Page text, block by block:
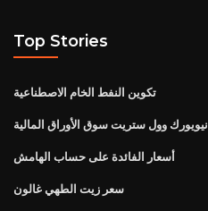
Top Stories
تكوين النفط الخام الاصطناعية
نيويورك وول ستريت سوق الأوراق المالية
أسعار الفائدة على حساب الهامش
سعر زيت الطهي غالون